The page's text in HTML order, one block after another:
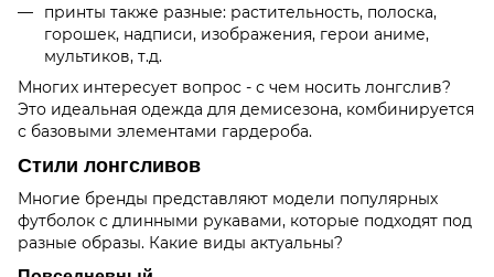
принты также разные: растительность, полоска,
горошек, надписи, изображения, герои аниме,
мультиков, т.д.
Многих интересует вопрос - с чем носить лонгслив?
Это идеальная одежда для демисезона, комбинируется
с базовыми элементами гардероба.
Стили лонгсливов
Многие бренды представляют модели популярных
футболок с длинными рукавами, которые подходят под
разные образы. Какие виды актуальны?